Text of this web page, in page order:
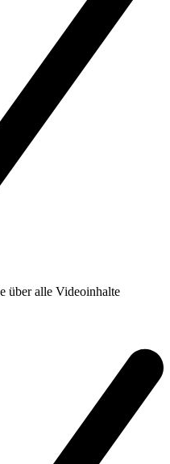
über alle Videoinhalte